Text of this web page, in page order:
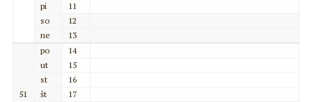
pi
11
so
12
ne
13
51
po
14
ut
15
st
16
št
17